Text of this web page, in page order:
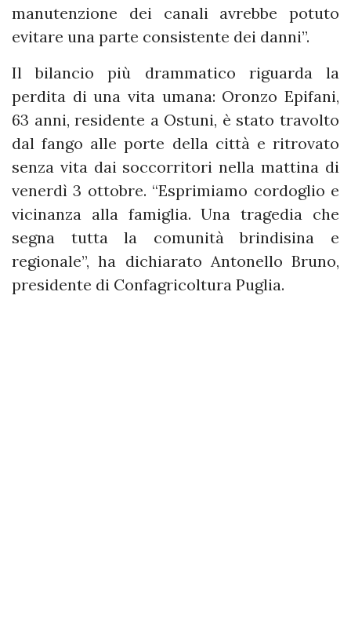
manutenzione dei canali avrebbe potuto
evitare una parte consistente dei danni”.
Il bilancio più drammatico riguarda la
perdita di una vita umana: Oronzo Epifani,
63 anni, residente a Ostuni, è stato travolto
dal fango alle porte della città e ritrovato
senza vita dai soccorritori nella mattina di
venerdì 3 ottobre. “Esprimiamo cordoglio e
vicinanza alla famiglia. Una tragedia che
segna tutta la comunità brindisina e
regionale”, ha dichiarato Antonello Bruno,
presidente di Confagricoltura Puglia.